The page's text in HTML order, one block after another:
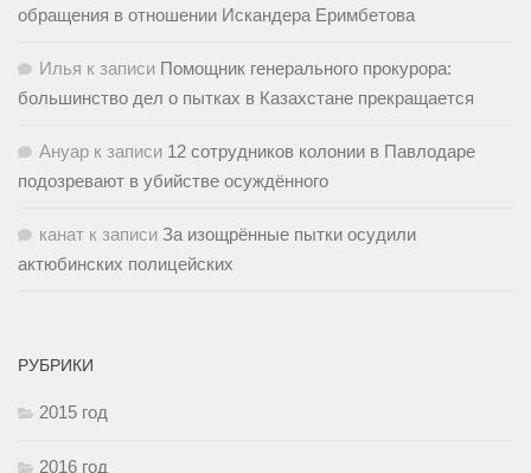
обращения в отношении Искандера Еримбетова
Илья к записи Помощник генерального прокурора:
большинство дел о пытках в Казахстане прекращается
Ануар к записи 12 сотрудников колонии в Павлодаре
подозревают в убийстве осуждённого
канат к записи За изощрённые пытки осудили
актюбинских полицейских
РУБРИКИ
2015 год
2016 год